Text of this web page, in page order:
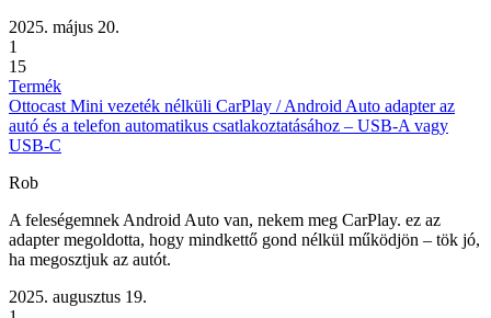
2025. május 20.
1
15
Termék
Ottocast Mini vezeték nélküli CarPlay / Android Auto adapter az
autó és a telefon automatikus csatlakoztatásához – USB-A vagy
USB-C
Rob
A feleségemnek Android Auto van, nekem meg CarPlay. ez az
adapter megoldotta, hogy mindkettő gond nélkül működjön – tök jó,
ha megosztjuk az autót.
2025. augusztus 19.